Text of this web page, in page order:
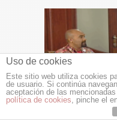
Uso de cookies
Este sitio web utiliza cookies
de usuario. Si continúa
aceptación de las
política de cookies, pinche el